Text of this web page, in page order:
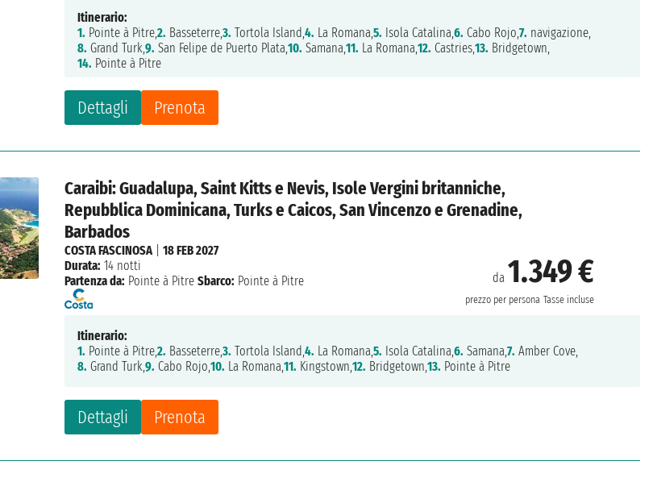
Dettagli Prenota
Itinerario:
1. Pointe à Pitre,2. Basseterre,3. Tortola Island,4. La Romana,5. Isola Catalina,6. Cabo Rojo,7. navigazione,
8. Grand Turk,9. San Felipe de Puerto Plata,10. Samana,11. La Romana,12. Castries,13. Bridgetown,
14. Pointe à Pitre
Caraibi: Guadalupa, Saint Kitts e Nevis, Isole Vergini britanniche,
Repubblica Dominicana, Turks e Caicos, San Vincenzo e Grenadine,
Barbados
da 1.349 €
prezzo per persona Tasse incluse
Dettagli Prenota
COSTA FASCINOSA|18 FEB 2027
Durata: 14 notti
Partenza da: Pointe à Pitre Sbarco: Pointe à Pitre
Itinerario:
1. Pointe à Pitre,2. Basseterre,3. Tortola Island,4. La Romana,5. Isola Catalina,6. Samana,7. Amber Cove,
8. Grand Turk,9. Cabo Rojo,10. La Romana,11. Kingstown,12. Bridgetown,13. Pointe à Pitre